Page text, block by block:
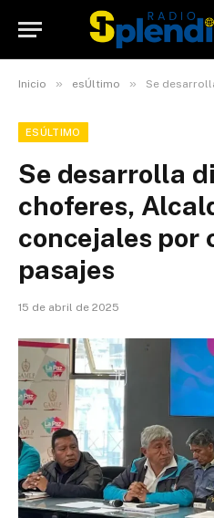
Inicio » esÚltimo » Se desarrolla diálogo
ESÚLTIMO
Se desarrolla
choferes,
concejales por
pasajes
15 de abril de 2025